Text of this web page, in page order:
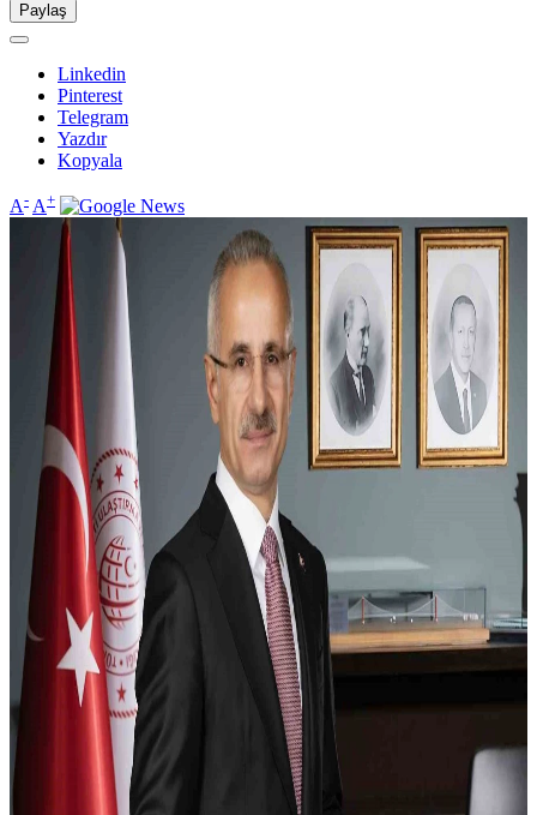
Paylaş
Linkedin
Pinterest
Telegram
Yazdır
Kopyala
A- A+